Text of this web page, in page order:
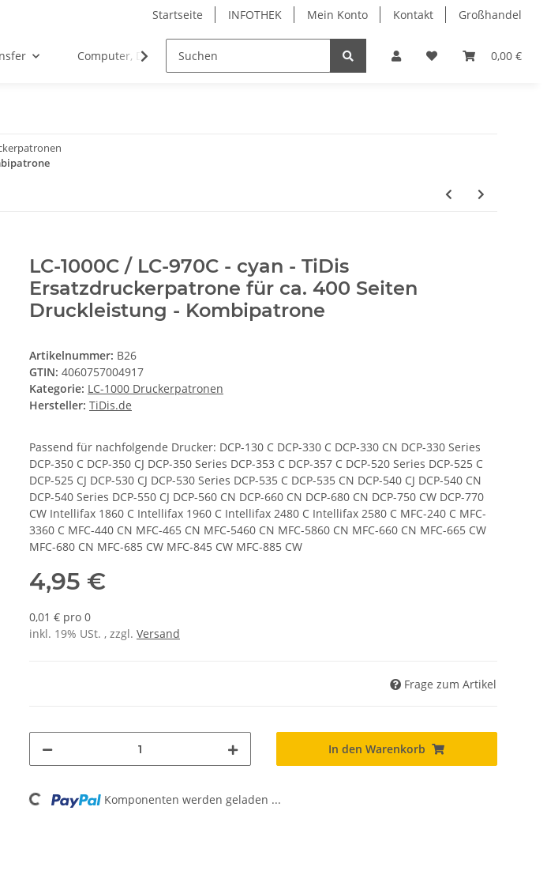
Startseite INFOTHEK Mein Konto Kontakt Großhandel
0,00 €
Computer, Drucker & Bürobedarf PVC Kartendrucker & Zubehör TiDis
LC-1000C / LC-970C - cyan - TiDis
Ersatzdruckerpatrone für ca. 400 Seiten
Druckleistung - Kombipatrone
Artikelnummer: B26
GTIN: 4060757004917
Kategorie: LC-1000 Druckerpatronen
Hersteller: TiDis.de
Passend für nachfolgende Drucker: DCP-130 C DCP-330 C DCP-330 CN DCP-330 Series
DCP-350 C DCP-350 CJ DCP-350 Series DCP-353 C DCP-357 C DCP-520 Series DCP-525 C
DCP-525 CJ DCP-530 CJ DCP-530 Series DCP-535 C DCP-535 CN DCP-540 CJ DCP-540 CN
DCP-540 Series DCP-550 CJ DCP-560 CN DCP-660 CN DCP-680 CN DCP-750 CW DCP-770
CW Intellifax 1860 C Intellifax 1960 C Intellifax 2480 C Intellifax 2580 C MFC-240 C MFC-
3360 C MFC-440 CN MFC-465 CN MFC-5460 CN MFC-5860 CN MFC-660 CN MFC-665 CW
MFC-680 CN MFC-685 CW MFC-845 CW MFC-885 CW
4,95 €
0,01 € pro 0
inkl. 19% USt. , zzgl. Versand
Frage zum Artikel
In den Warenkorb
Loading... Komponenten werden geladen ...